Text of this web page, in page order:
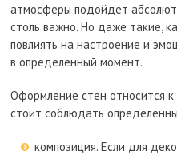
атмосферы подойдет
столь важно. Но даже такие,
повлиять на настроение и
в определенный момент.
Оформление стен относится
стоит соблюдать
композиция. Если для